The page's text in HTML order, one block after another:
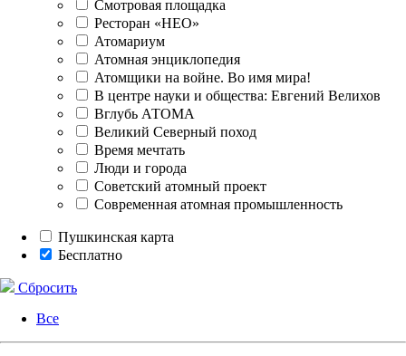
Смотровая площадка
Ресторан «НЕО»
Атомариум
Атомная энциклопедия
Атомщики на войне. Во имя мира!
В центре науки и общества: Евгений Велихов
Вглубь АТОМА
Великий Северный поход
Время мечтать
Люди и города
Советский атомный проект
Современная атомная промышленность
Пушкинская карта
Бесплатно
Сбросить
Все